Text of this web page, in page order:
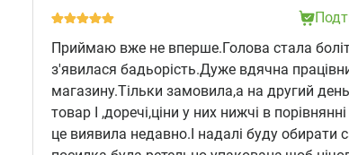
Приймаю вже не вперше.Голова стала
з'явилася бадьорість.Дуже вдячна
магазину.Тільки замовила,а на другий
товар І ,доречі,ціни у них нижчі в
це виявила недавно.І надалі буду обирати